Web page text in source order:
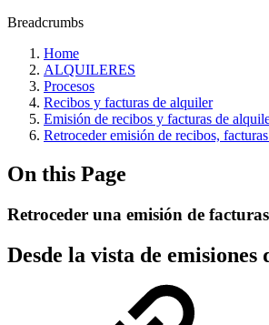
Breadcrumbs
Home
ALQUILERES
Procesos
Recibos y facturas de alquiler
Emisión de recibos y facturas de
Retroceder emisión de recibos,
On this Page
Retroceder una emisión de facturas
Desde la vista de emisiones